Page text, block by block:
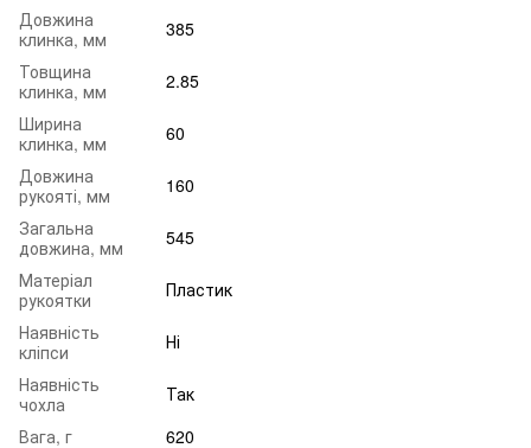
Довжина
клинка, мм
385
Товщина
клинка, мм
2.85
Ширина
клинка, мм
60
Довжина
рукояті, мм
160
Загальна
довжина, мм
545
Матеріал
рукоятки
Пластик
Наявність
кліпси
Ні
Наявність
чохла
Так
Вага, г
620